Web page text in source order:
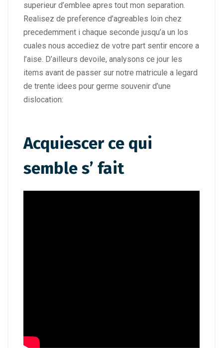
superieur d’emblee apres tout mon separation.
Realisez de preference d’agreables loin chez
precedemment i chaque seconde jusqu’a un los
cuales nous accediez de votre part sentir encore a
l’aise. D’ailleurs devoile, analysons ce jour les
items avant de passer sur notre matricule a legard
de trente idees pour germe souvenir d’une
dislocation:
Acquiescer ce qui
semble s’ fait